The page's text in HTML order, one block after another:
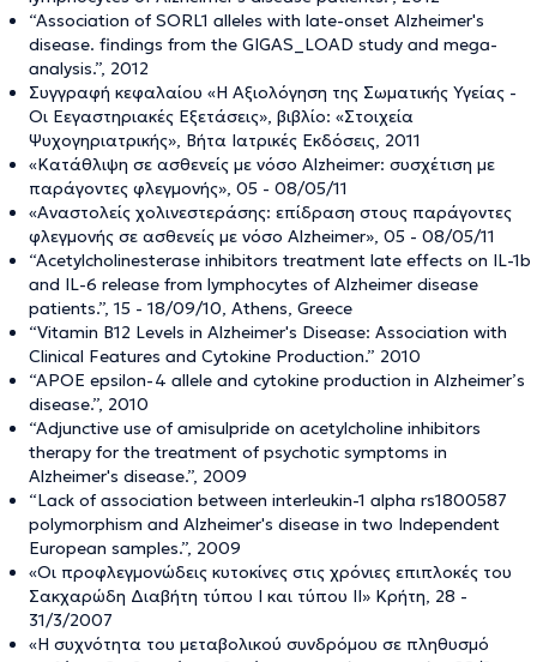
“Association of SORL1 alleles with late-onset Alzheimer's
disease. findings from the GIGAS_LOAD study and mega-
analysis.”, 2012
Συγγραφή κεφαλαίου «Η Αξιολόγηση της Σωματικής Υγείας -
Οι Εεγαστηριακές Εξετάσεις», βιβλίο: «Στοιχεία
Ψυχογηριατρικής», Βήτα Ιατρικές Εκδόσεις, 2011
«Κατάθλιψη σε ασθενείς με νόσο Alzheimer: συσχέτιση με
παράγοντες φλεγμονής», 05 - 08/05/11
«Αναστολείς χολινεστεράσης: επίδραση στους παράγοντες
φλεγμονής σε ασθενείς με νόσο Alzheimer», 05 - 08/05/11
“Acetylcholinesterase inhibitors treatment late effects on IL-1b
and IL-6 release from lymphocytes of Alzheimer disease
patients.”, 15 - 18/09/10, Athens, Greece
“Vitamin B12 Levels in Alzheimer's Disease: Association with
Clinical Features and Cytokine Production.” 2010
“APOE epsilon-4 allele and cytokine production in Alzheimer’s
disease.”, 2010
“Adjunctive use of amisulpride on acetylcholine inhibitors
therapy for the treatment of psychotic symptoms in
Alzheimer's disease.”, 2009
“Lack of association between interleukin-1 alpha rs1800587
polymorphism and Alzheimer's disease in two Independent
European samples.”, 2009
«Οι προφλεγμονώδεις κυτοκίνες στις χρόνιες επιπλοκές του
Σακχαρώδη Διαβήτη τύπου Ι και τύπου ΙΙ» Κρήτη, 28 -
31/3/2007
«Η συχνότητα του μεταβολικού συνδρόμου σε πληθυσμό